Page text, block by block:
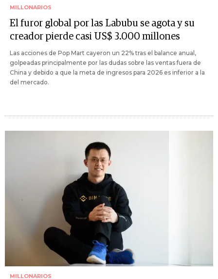
MILLONARIOS
El furor global por las Labubu se agota y su
creador pierde casi US$ 3.000 millones
Las acciones de Pop Mart cayeron un 22% tras el balance anual,
golpeadas principalmente por las dudas sobre las ventas fuera de
China y debido a que la meta de ingresos para 2026 es inferior a la
del mercado.
MILLONARIOS